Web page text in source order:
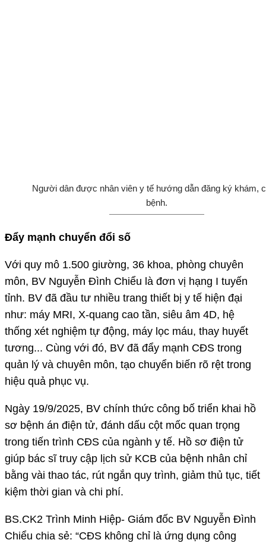
Người dân được nhân viên y tế hướng dẫn đăng ký khám,
bệnh.
Đẩy mạnh chuyển đổi số
Với quy mô 1.500 giường, 36 khoa, phòng chuyên
môn, BV Nguyễn Đình Chiểu là đơn vị hạng I tuyến
tỉnh. BV đã đầu tư nhiều trang thiết bị y tế hiện đại
như: máy MRI, X-quang cao tần, siêu âm 4D, hệ
thống xét nghiệm tự động, máy lọc máu, thay huyết
tương... Cùng với đó, BV đã đẩy mạnh CĐS trong
quản lý và chuyên môn, tạo chuyển biến rõ rệt trong
hiệu quả phục vụ.
Ngày 19/9/2025, BV chính thức công bố triển khai hồ
sơ bệnh án điện tử, đánh dấu cột mốc quan trọng
trong tiến trình CĐS của ngành y tế. Hồ sơ điện tử
giúp bác sĩ truy cập lịch sử KCB của bệnh nhân chỉ
bằng vài thao tác, rút ngắn quy trình, giảm thủ tục, tiết
kiệm thời gian và chi phí.
BS.CK2 Trình Minh Hiệp- Giám đốc BV Nguyễn Đình
Chiểu chia sẻ: “CĐS không chỉ là ứng dụng công